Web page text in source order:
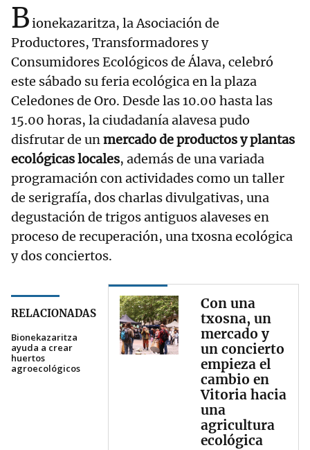
Bionekazaritza, la Asociación de
Productores, Transformadores y
Consumidores Ecológicos de Álava, celebró
este sábado su feria ecológica en la plaza
Celedones de Oro. Desde las 10.00 hasta las
15.00 horas, la ciudadanía alavesa pudo
disfrutar de unmercado de productos y plantas
ecológicas locales, además de una variada
programación con actividades como un taller
de serigrafía, dos charlas divulgativas, una
degustación de trigos antiguos alaveses en
proceso de recuperación, una txosna ecológica
y dos conciertos.
RELACIONADAS
Bionekazaritza
ayuda a crear
huertos
agroecológicos
Con una
txosna, un
mercado y
un concierto
empieza el
cambio en
Vitoria hacia
una
agricultura
ecológica